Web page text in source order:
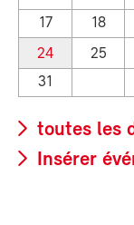
17
18
24
25
31
toutes les
Insérer